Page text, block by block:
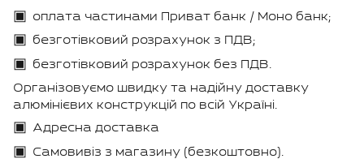
оплата частинами Приват банк / Моно банк;
безготівковий розрахунок з ПДВ;
безготівковий розрахунок без ПДВ.
Організовуємо швидку та надійну доставку
алюмінієвих конструкцій по всій Україні.
Адресна доставка
Самовивіз з магазину (безкоштовно).